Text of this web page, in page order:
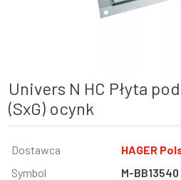
univers N HC Płyta podłogowa 1350x400
(SxG) ocynk
Informacja
Wartość
Dostawca HAGER
Symbol
M-BB13540